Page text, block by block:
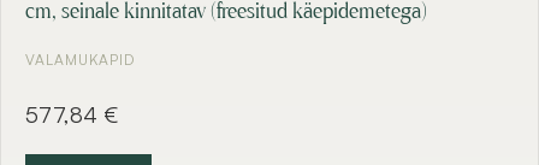
cm, seinale kinnitatav (freesitud käepidemetega)
VALAMUKAPID
577,84 €